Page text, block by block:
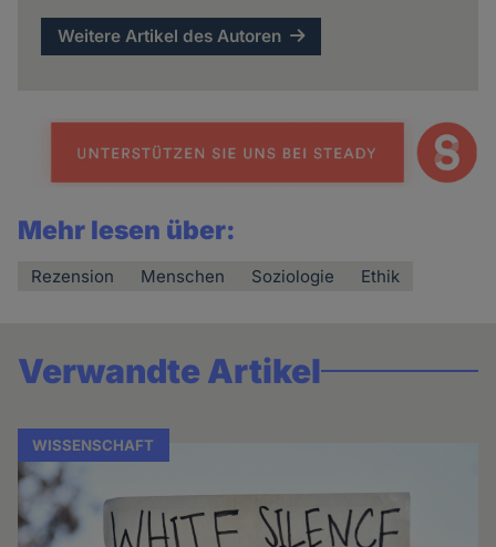
Weitere Artikel des Autoren
Mehr lesen über:
Rezension Menschen Soziologie Ethik
Verwandte Artikel
WISSENSCHAFT